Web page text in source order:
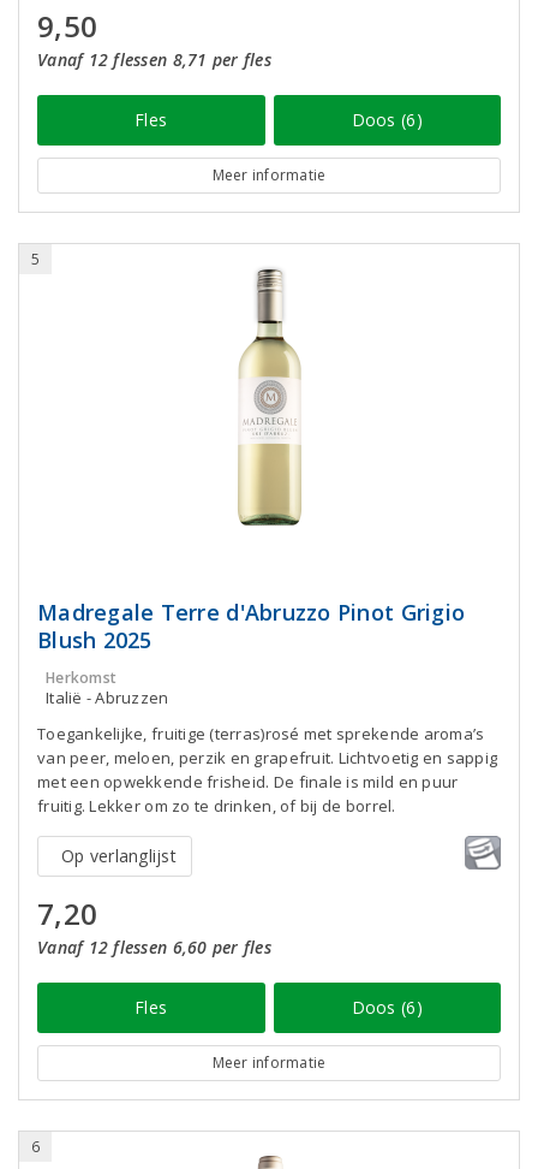
9,50
Vanaf 12 flessen 8,71 per fles
Fles Doos (6)
Meer informatie
5
Madregale Terre d'Abruzzo Pinot Grigio
Blush 2025
Herkomst
Italië - Abruzzen
Toegankelijke, fruitige (terras)rosé met sprekende aroma’s
van peer, meloen, perzik en grapefruit. Lichtvoetig en sappig
met een opwekkende frisheid. De finale is mild en puur
fruitig. Lekker om zo te drinken, of bij de borrel.
Op verlanglijst
7,20
Vanaf 12 flessen 6,60 per fles
Fles Doos (6)
Meer informatie
6